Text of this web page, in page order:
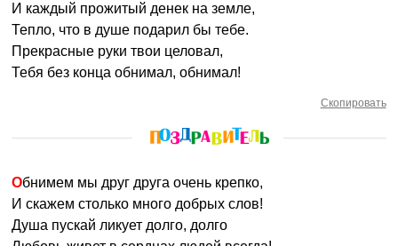
И каждый прожитый денек на земле,
Тепло, что в душе подарил бы тебе.
Прекрасные руки твои целовал,
Тебя без конца обнимал, обнимал!
Скопировать
Обнимем мы друг друга очень крепко,
И скажем столько много добрых слов!
Душа пускай ликует долго, долго